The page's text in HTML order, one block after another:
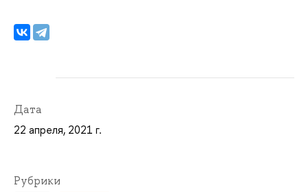
Дата
22 апреля, 2021 г.
Рубрики